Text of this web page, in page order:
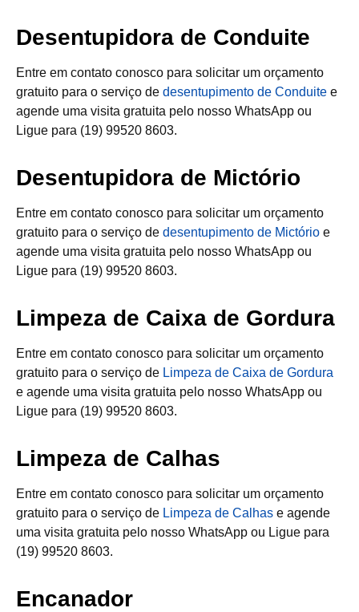
Desentupidora de Conduite
Entre em contato conosco para solicitar um orçamento
gratuito para o serviço de desentupimento de Conduite e
agende uma visita gratuita pelo nosso WhatsApp ou
Ligue para (19) 99520 8603.
Desentupidora de Mictório
Entre em contato conosco para solicitar um orçamento
gratuito para o serviço de desentupimento de Mictório e
agende uma visita gratuita pelo nosso WhatsApp ou
Ligue para (19) 99520 8603.
Limpeza de Caixa de Gordura
Entre em contato conosco para solicitar um orçamento
gratuito para o serviço de Limpeza de Caixa de Gordura
e agende uma visita gratuita pelo nosso WhatsApp ou
Ligue para (19) 99520 8603.
Limpeza de Calhas
Entre em contato conosco para solicitar um orçamento
gratuito para o serviço de Limpeza de Calhas e agende
uma visita gratuita pelo nosso WhatsApp ou Ligue para
(19) 99520 8603.
Encanador